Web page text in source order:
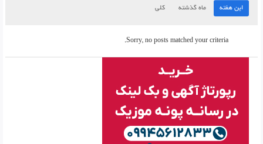
این هفته ماه گذشته کلی
Sorry, no posts matched your criteria.